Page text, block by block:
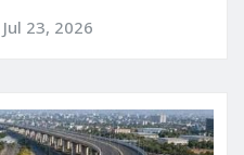
Jul 23, 2026